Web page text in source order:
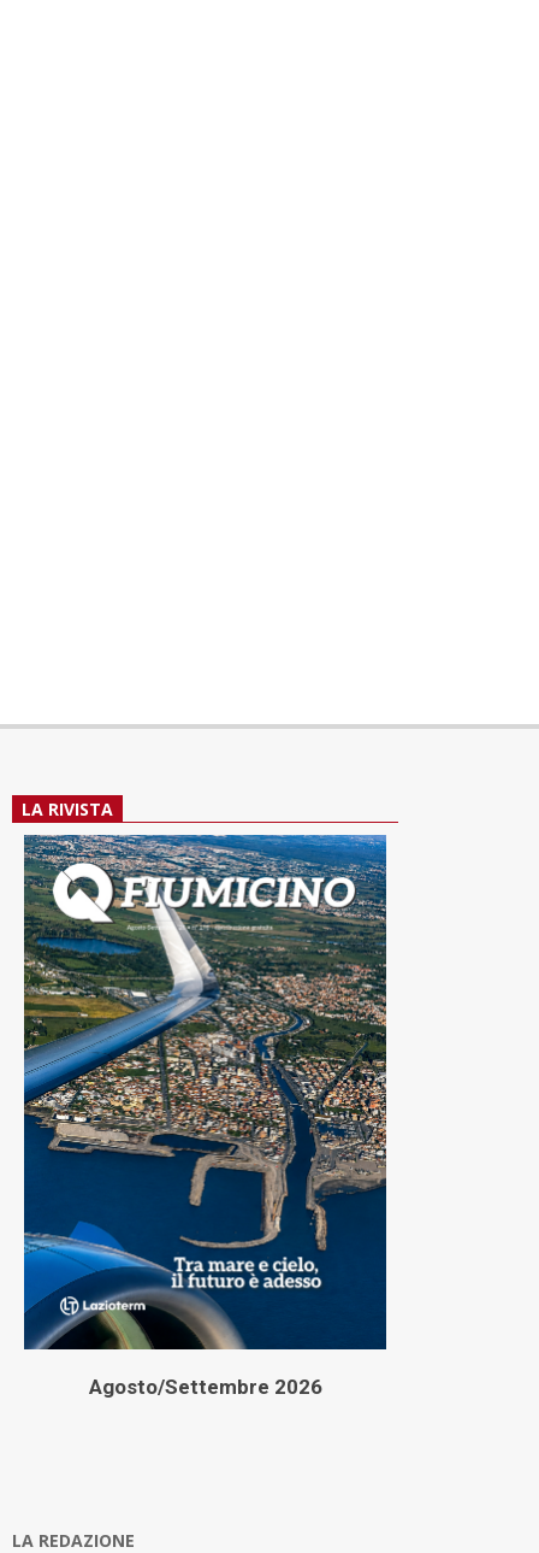
LA RIVISTA
Agosto/Settembre 2026
LA REDAZIONE